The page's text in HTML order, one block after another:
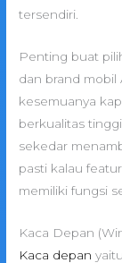
tersendiri.
Penting buat
dan brand mobil
kesemuanya
berkualitas
sekedar
pasti kalau
memiliki fungsi
Kaca Depan
Kaca depan